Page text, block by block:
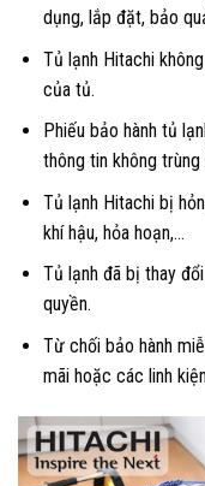
dụng, lắp đặt, bảo
Tủ lạnh Hitachi
của tủ.
Phiếu bảo hành tủ
thông tin không
Tủ lạnh Hitachi bị
khí hậu, hỏa hoạn,…
Tủ lạnh đã bị thay
quyền.
Từ chối bảo hành
mãi hoặc các linh